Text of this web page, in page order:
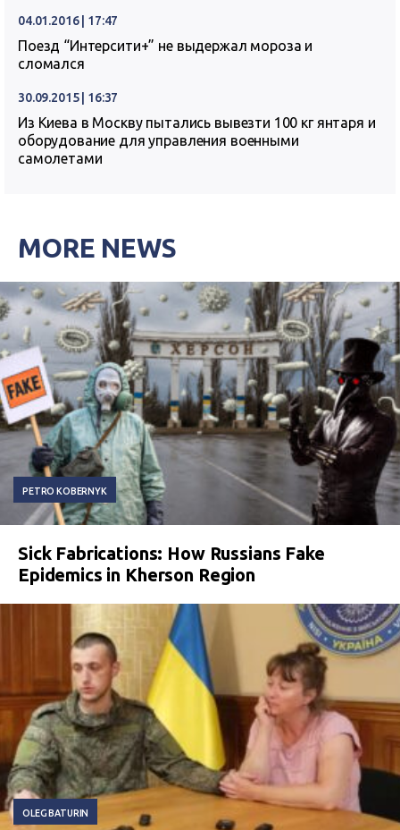
04.01.2016 | 17:47
Поезд “Интерсити+” не выдержал мороза и
сломался
30.09.2015 | 16:37
Из Киева в Москву пытались вывезти 100 кг янтаря и
оборудование для управления военными
самолетами
MORE NEWS
PETRO KOBERNYK
Sick Fabrications: How Russians Fake
Epidemics in Kherson Region
OLEG BATURIN